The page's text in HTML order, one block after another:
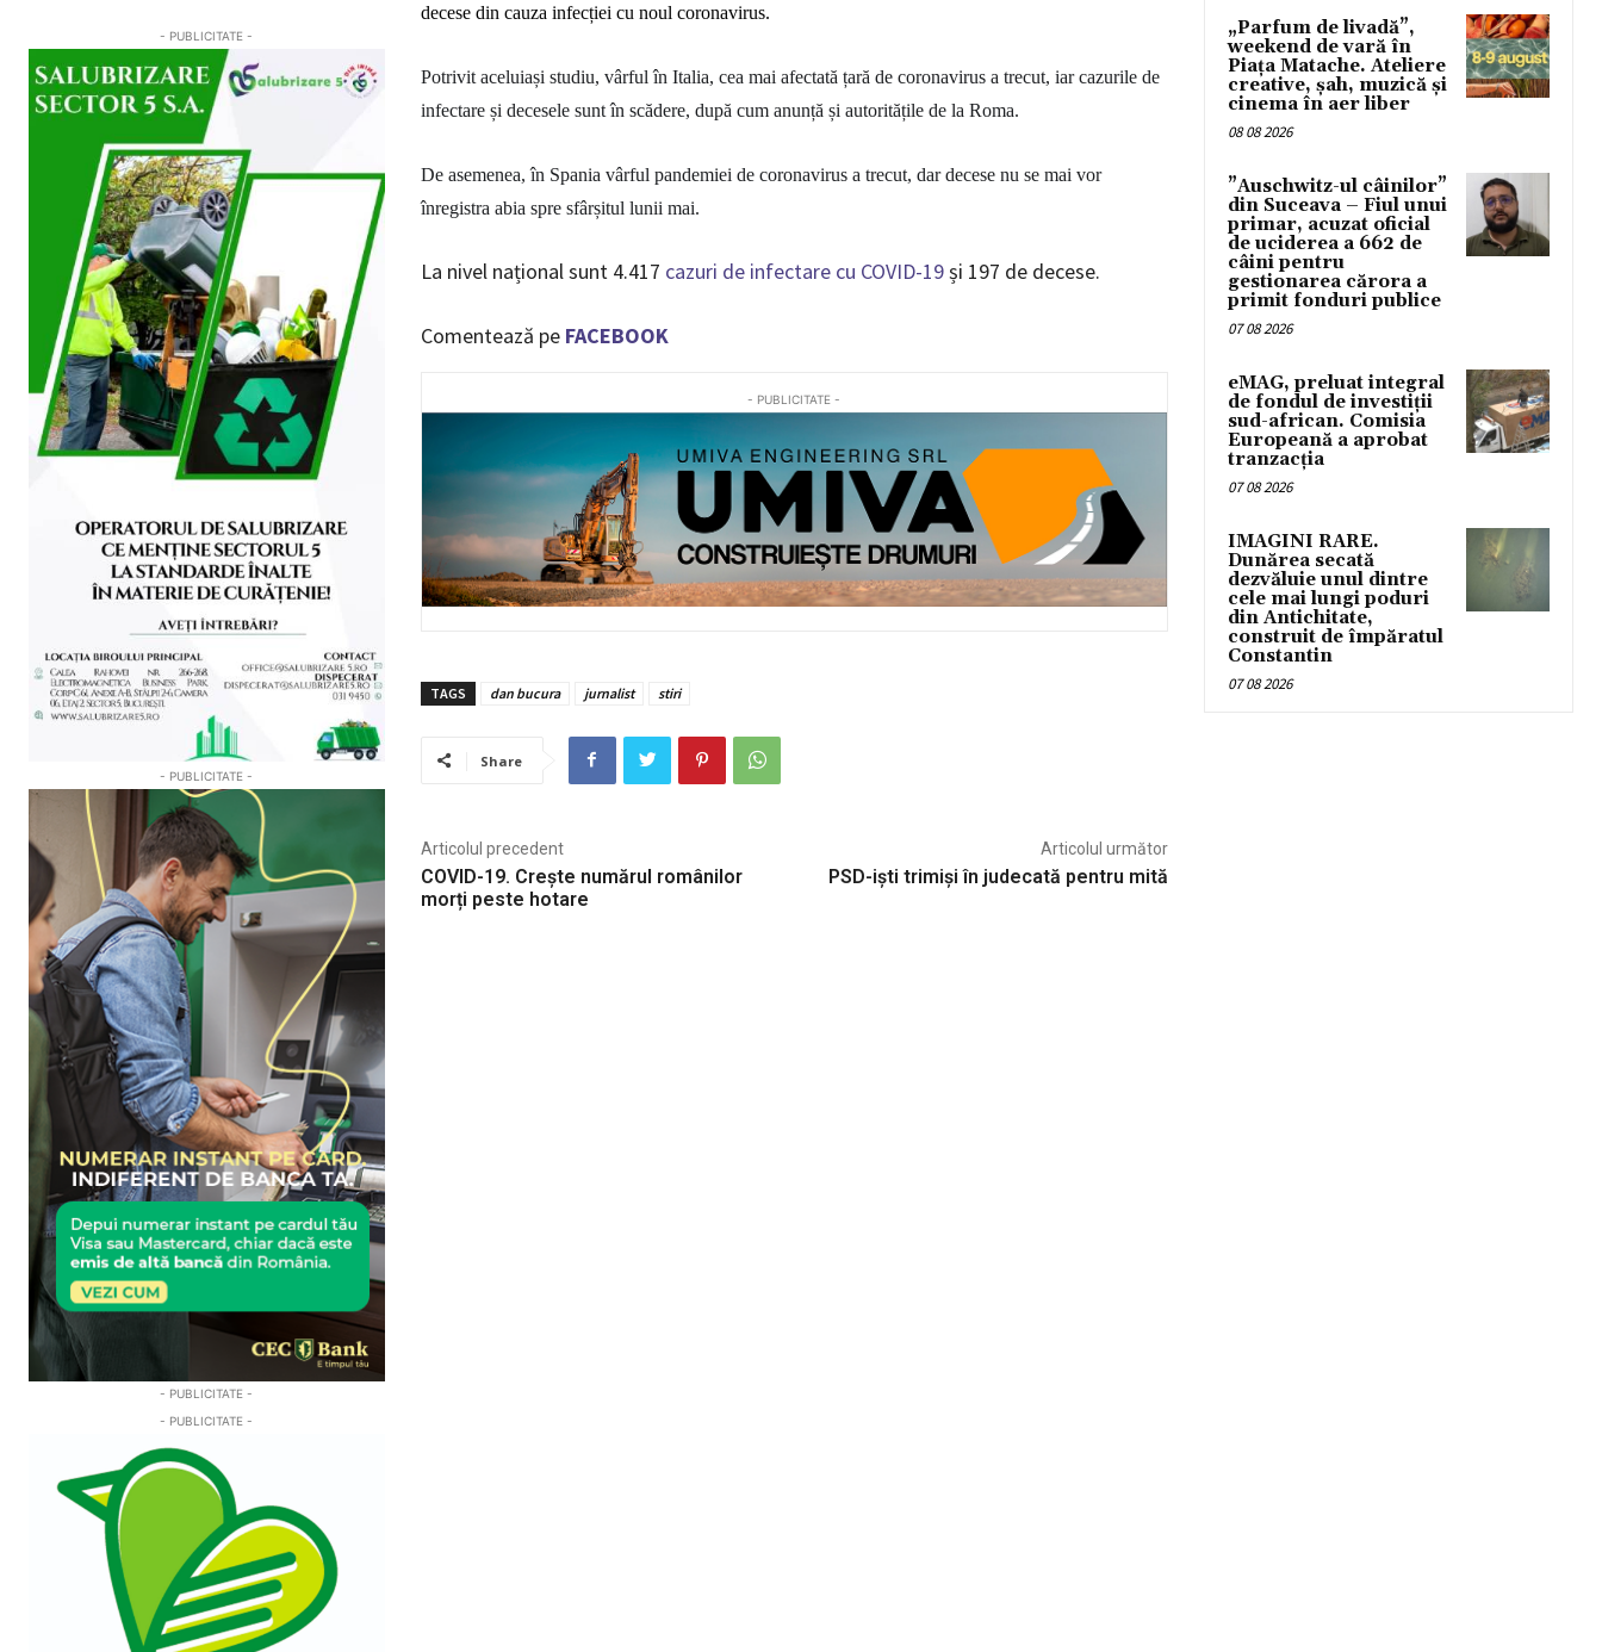
- PUBLICITATE -
- PUBLICITATE -
- PUBLICITATE -
- PUBLICITATE -
decese din cauza infecției cu noul coronavirus.
Potrivit aceluiași studiu, vârful în Italia, cea mai afectată țară de coronavirus a trecut, iar cazurile de
infectare și decesele sunt în scădere, după cum anunță și autoritățile de la Roma.
De asemenea, în Spania vârful pandemiei de coronavirus a trecut, dar decese nu se mai vor
înregistra abia spre sfârșitul lunii mai.
La nivel național sunt 4.417 cazuri de infectare cu COVID-19și 197 de decese.
Comentează pe FACEBOOK
- PUBLICITATE -
TAGS dan bucura jurnalist stiri
Share
Articolul precedent
COVID-19. Crește numărul românilor
morți peste hotare
Articolul următor
PSD-iști trimiși în judecată pentru mită
„Parfum de livadă”,
weekend de vară în
Piața Matache. Ateliere
creative, șah, muzică și
cinema în aer liber
08 08 2026
”Auschwitz-ul câinilor”
din Suceava – Fiul unui
primar, acuzat oficial
de uciderea a 662 de
câini pentru
gestionarea cărora a
primit fonduri publice
07 08 2026
eMAG, preluat integral
de fondul de investiții
sud-african. Comisia
Europeană a aprobat
tranzacția
07 08 2026
IMAGINI RARE.
Dunărea secată
dezvăluie unul dintre
cele mai lungi poduri
din Antichitate,
construit de împăratul
Constantin
07 08 2026